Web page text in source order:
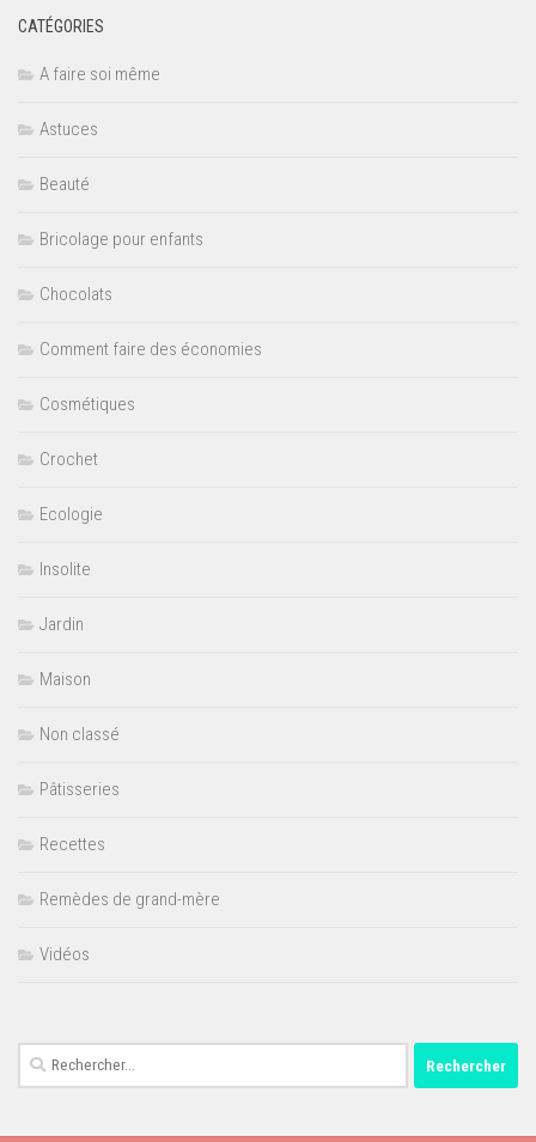
CATÉGORIES
A faire soi même
Astuces
Beauté
Bricolage pour enfants
Chocolats
Comment faire des économies
Cosmétiques
Crochet
Ecologie
Insolite
Jardin
Maison
Non classé
Pâtisseries
Recettes
Remèdes de grand-mère
Vidéos
Rechercher :